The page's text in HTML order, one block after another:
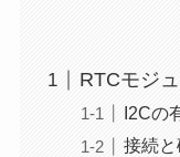
RTCモジ
I2Cの
接続